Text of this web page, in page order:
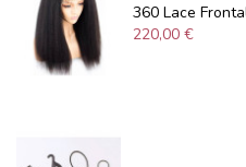
360 Lace
220,00 €